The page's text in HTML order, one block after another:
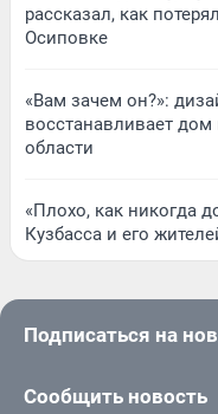
рассказал, как
Осиповке
«Вам зачем он?»:
восстанавливает дом
области
«Плохо, как никогда
Кузбасса и его
Подписаться на
Сообщить новость